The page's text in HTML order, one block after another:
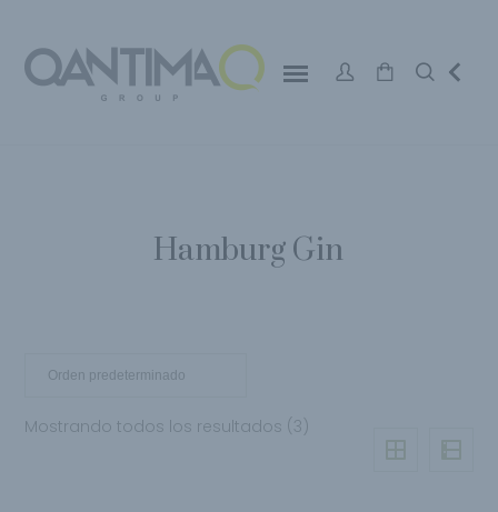
Hamburg Gin
Mostrando todos los resultados (3)